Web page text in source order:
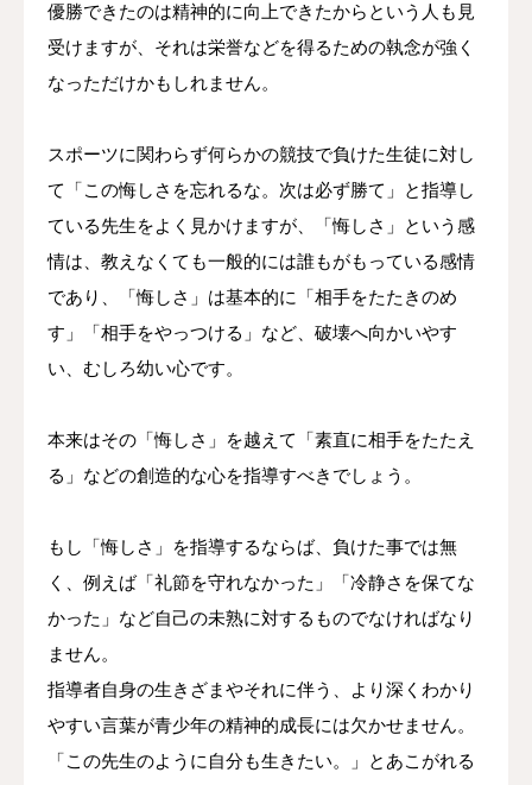
優勝できたのは精神的に向上できたからという人も見
受けますが、それは栄誉などを得るための執念が強く
なっただけかもしれません。
スポーツに関わらず何らかの競技で負けた生徒に対し
て「この悔しさを忘れるな。次は必ず勝て」と指導し
ている先生をよく見かけますが、「悔しさ」という感
情は、教えなくても一般的には誰もがもっている感情
であり、「悔しさ」は基本的に「相手をたたきのめ
す」「相手をやっつける」など、破壊へ向かいやす
い、むしろ幼い心です。
本来はその「悔しさ」を越えて「素直に相手をたたえ
る」などの創造的な心を指導すべきでしょう。
もし「悔しさ」を指導するならば、負けた事では無
く、例えば「礼節を守れなかった」「冷静さを保てな
かった」など自己の未熟に対するものでなければなり
ません。
指導者自身の生きざまやそれに伴う、より深くわかり
やすい言葉が青少年の精神的成長には欠かせません。
「この先生のように自分も生きたい。」とあこがれる